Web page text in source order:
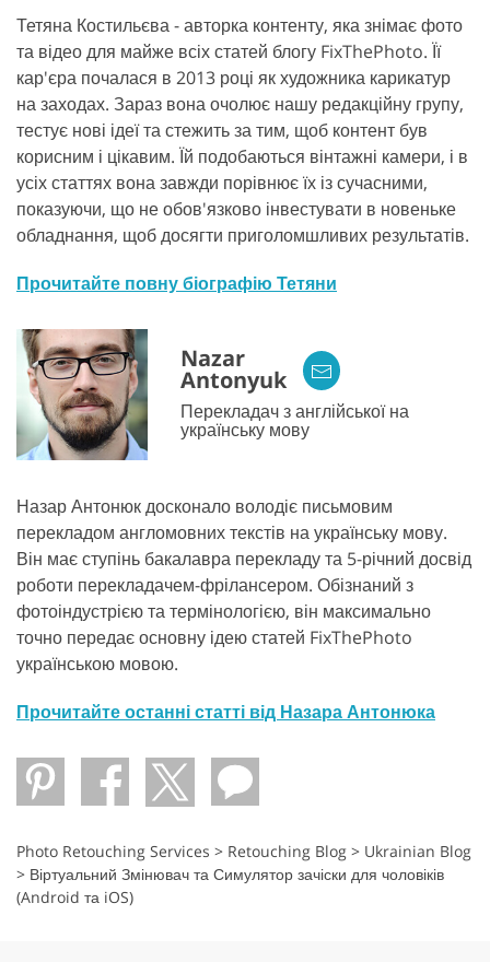
Тетяна Костильєва - авторка контенту, яка знімає фото
та відео для майже всіх статей блогу FixThePhoto. Її
кар'єра почалася в 2013 році як художника карикатур
на заходах. Зараз вона очолює нашу редакційну групу,
тестує нові ідеї та стежить за тим, щоб контент був
корисним і цікавим. Їй подобаються вінтажні камери, і в
усіх статтях вона завжди порівнює їх із сучасними,
показуючи, що не обов'язково інвестувати в новеньке
обладнання, щоб досягти приголомшливих результатів.
Прочитайте повну біографію Тетяни
Nazar
Antonyuk
Перекладач з англійської на
українську мову
Назар Антонюк досконало володіє письмовим
перекладом англомовних текстів на українську мову.
Він має ступінь бакалавра перекладу та 5-річний досвід
роботи перекладачем-фрілансером. Обізнаний з
фотоіндустрією та термінологією, він максимально
точно передає основну ідею статей FixThePhoto
українською мовою.
Прочитайте останні статті від Назара Антонюка
Photo Retouching Services > Retouching Blog > Ukrainian Blog
> Віртуальний Змінювач та Симулятор зачіски для чоловіків
(Android та iOS)